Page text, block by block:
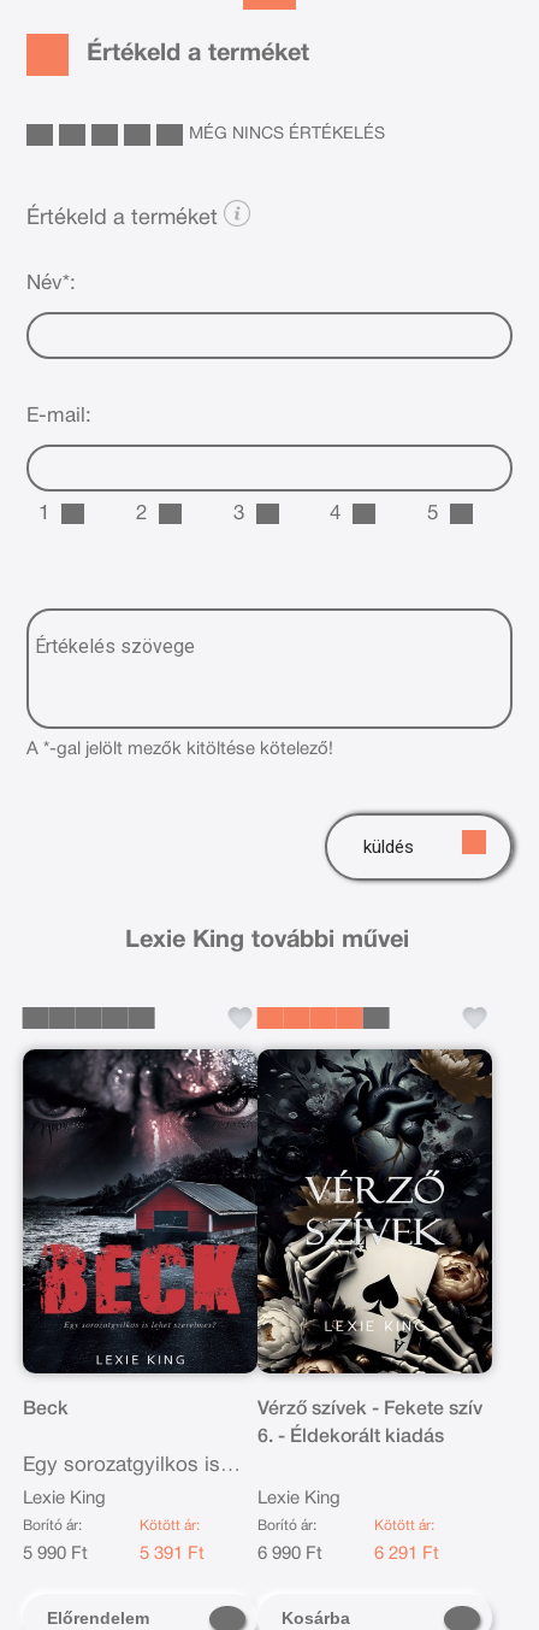
Értékeld a terméket
MÉG NINCS ÉRTÉKELÉS
Értékeld a terméket
Név*:
E-mail:
1 2 3 4 5
A *-gal jelölt mezők kitöltése kötelező!
küldés
Lexie King további művei
Beck
Egy sorozatgyilkos is
lehet szerelmes?
Lexie King
Borító ár:
5 990 Ft
Kötött ár:
5 391 Ft
Előrendelem
Vérző szívek - Fekete szív
6. - Éldekorált kiadás
Lexie King
Borító ár:
6 990 Ft
Kötött ár:
6 291 Ft
Kosárba